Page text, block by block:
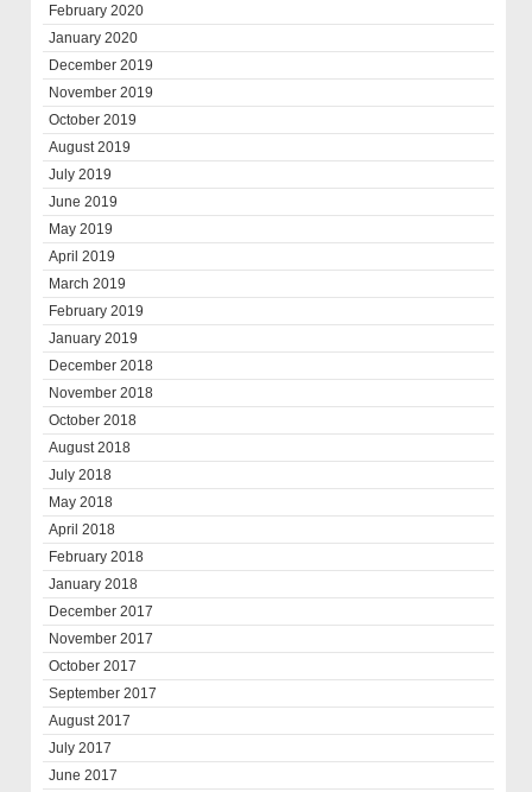
February 2020
January 2020
December 2019
November 2019
October 2019
August 2019
July 2019
June 2019
May 2019
April 2019
March 2019
February 2019
January 2019
December 2018
November 2018
October 2018
August 2018
July 2018
May 2018
April 2018
February 2018
January 2018
December 2017
November 2017
October 2017
September 2017
August 2017
July 2017
June 2017